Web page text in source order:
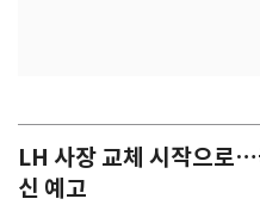
LH 사장 교체 시작으로
신 예고